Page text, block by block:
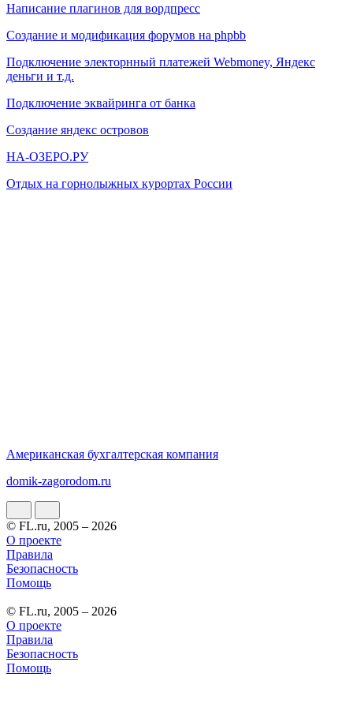
Написание плагинов для вордпресс
Создание и модификация форумов на phpbb
Подключение электорнный платежей Webmoney, Яндекс
деньги и т.д.
Подключение эквайринга от банка
Создание яндекс островов
НА-ОЗЕРО.РУ
Отдых на горнолыжных курортах России
Американская бухгалтерская компания
domik-zagorodom.ru
© FL.ru, 2005 – 2026
О проекте
Правила
Безопасность
Помощь
© FL.ru, 2005 – 2026
О проекте
Правила
Безопасность
Помощь